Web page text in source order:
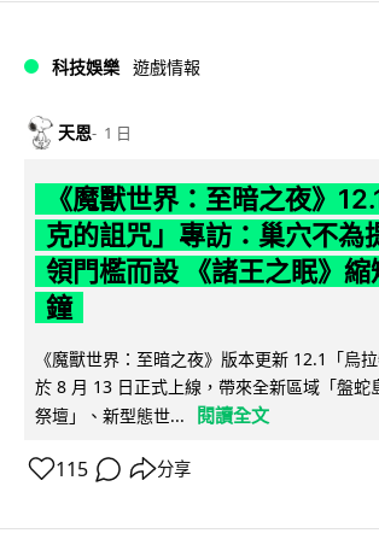
科技娛樂 遊戲情報
天恩 1 日
《魔獸世界：至暗之夜》
克的詛咒」專訪：巢穴不為
領門檻而設 《諸王之眠》縮
鐘
《魔獸世界：至暗之夜》版本更新 12.1「烏
於 8 月 13 日正式上線，帶來全新區域「盤蛇
祭壇」、新型態世...
閱讀全文
115 分享